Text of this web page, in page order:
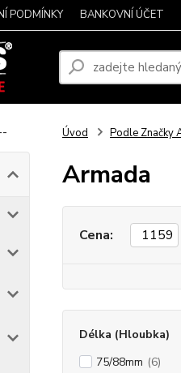
PODMÍNKY BANKOVNÍ ÚČET
Úvod Podle Značky
Armada
Cena:
Délka (Hloubka)
75/88mm (6)